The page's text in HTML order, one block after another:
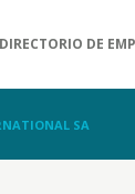
DIRECTORIO DE
SA